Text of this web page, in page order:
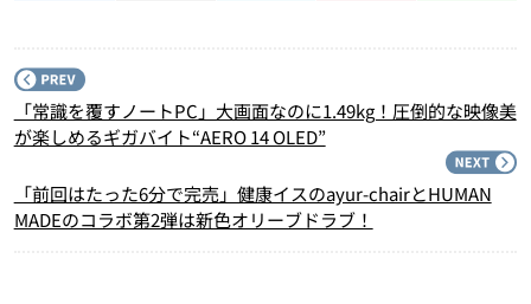
「常識を覆すノートPC」大画面なのに1.49kg！圧倒的な映像美
が楽しめるギガバイト“AERO 14 OLED”
「前回はたった6分で完売」健康イスのayur-chairとHUMAN
MADEのコラボ第2弾は新色オリーブドラブ！